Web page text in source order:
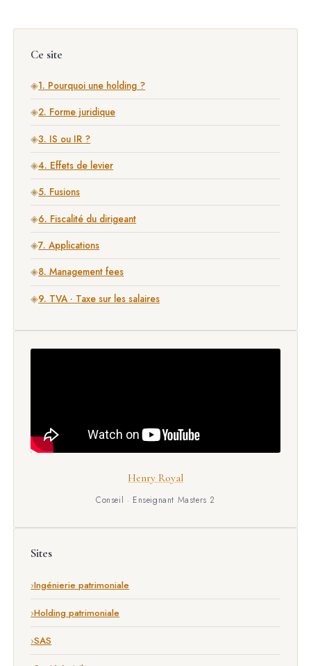
Ce site
◈1. Pourquoi une holding ?
◈2. Forme juridique
◈3. IS ou IR ?
◈4. Effets de levier
◈5. Fusions
◈6. Fiscalité du dirigeant
◈7. Applications
◈8. Management fees
◈9. TVA · Taxe sur les salaires
Henry Royal
Conseil · Enseignant Masters 2
Sites
Ingénierie patrimoniale
Holding patrimoniale
SAS